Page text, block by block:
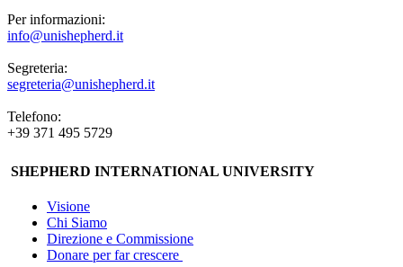
Per informazioni:
info@unishepherd.it
Segreteria:
segreteria@unishepherd.it
Telefono:
+39 371 495 5729
SHEPHERD INTERNATIONAL UNIVERSITY
Visione
Chi Siamo
Direzione e Commissione
Donare per far crescere